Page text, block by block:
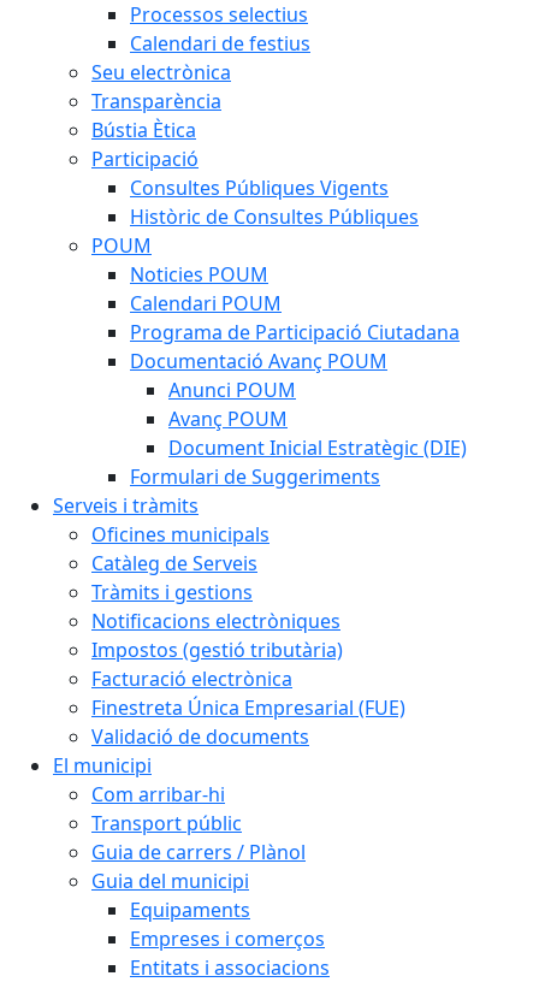
Processos selectius
Calendari de festius
Seu electrònica
Transparència
Bústia Ètica
Participació
Consultes Públiques Vigents
Històric de Consultes Públiques
POUM
Noticies POUM
Calendari POUM
Programa de Participació Ciutadana
Documentació Avanç POUM
Anunci POUM
Avanç POUM
Document Inicial Estratègic (DIE)
Formulari de Suggeriments
Serveis i tràmits
Oficines municipals
Catàleg de Serveis
Tràmits i gestions
Notificacions electròniques
Impostos (gestió tributària)
Facturació electrònica
Finestreta Única Empresarial (FUE)
Validació de documents
El municipi
Com arribar-hi
Transport públic
Guia de carrers / Plànol
Guia del municipi
Equipaments
Empreses i comerços
Entitats i associacions